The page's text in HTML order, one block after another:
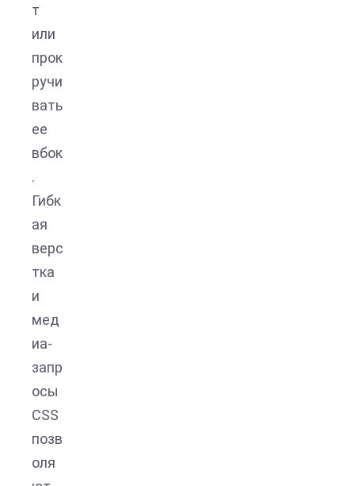
т
или
прок
ручи
вать
ее
вбок
.
Гибк
ая
верс
тка
и
мед
иа-
запр
осы
CSS
позв
оля